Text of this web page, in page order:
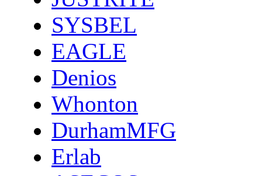
SYSBEL
EAGLE
Denios
Whonton
DurhamMFG
Erlab